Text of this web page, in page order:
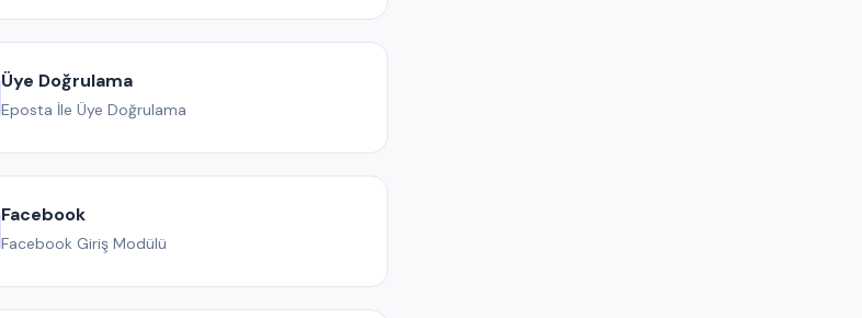
Üye Doğrulama
Eposta İle Üye Doğrulama
Facebook
Facebook Giriş Modülü